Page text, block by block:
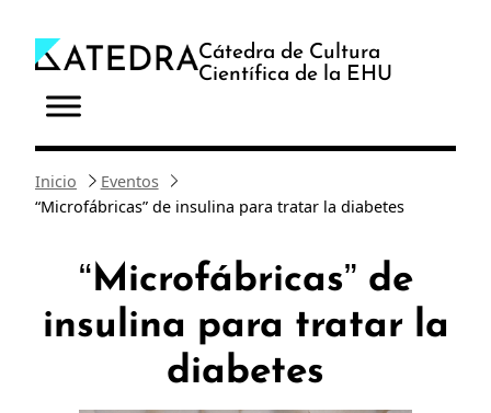
contenido
Cátedra de Cultura
Científica de la EHU
Inicio
Eventos
“Microfábricas” de insulina para tratar la diabetes
“Microfábricas” de
insulina para tratar la
diabetes